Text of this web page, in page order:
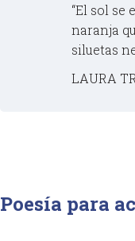
“El sol se
naranja
siluetas
LAURA
Poesía para